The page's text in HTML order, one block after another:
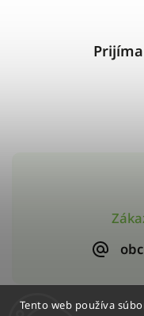
Tento web používa